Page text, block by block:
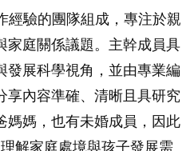
經驗的團隊組成，專注於親
家庭關係議題。主幹成員具
發展科學視角，並由專業編
享內容準確、清晰且具研究
媽媽，也有未婚成員，因此
解家庭處境與孩子發展需